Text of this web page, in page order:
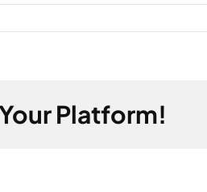
Platform!